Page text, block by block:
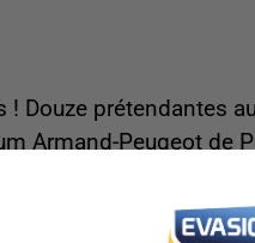
Douze prétendantes
Armand-Peugeot de
20 heures. Il faut, en
et ses dauphines